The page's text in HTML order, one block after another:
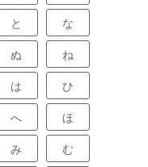
と な
ぬ ね
は ひ
へ ほ
み む